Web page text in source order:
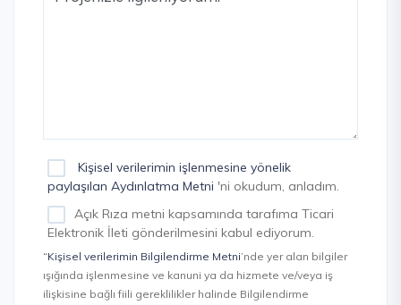
Kişisel verilerimin işlenmesine yönelik
paylaşılan Aydınlatma Metni 'ni okudum, anladım.
Açık Rıza metni kapsamında tarafıma Ticari
Elektronik İleti gönderilmesini kabul ediyorum.
“Kişisel verilerimin Bilgilendirme Metni’nde yer alan bilgiler
ışığında işlenmesine ve kanuni ya da hizmete ve/veya iş
ilişkisine bağlı fiili gereklilikler halinde Bilgilendirme